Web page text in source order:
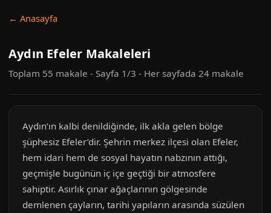
← Anasayfa
Aydın Efeler Makaleleri
Toplam 55 makale - Sayfa 1/3 - Her sayfada 24 makale
Aydın’ın kalbi denildiğinde, ilk akla gelen bölge
şüphesiz Efeler’dir. Şehrin merkez ilçesi olan Efeler,
hem idari hem de sosyal hayatın nabzının attığı,
geçmişle bugünün iç içe geçtiği bir atmosfere
sahiptir. Asırlık çınar ağaçlarının gölgesinde
demlenen çayların, tarihi yapıların arasında süzülen